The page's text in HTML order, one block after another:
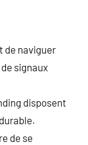
de naviguer
signaux
disposent
de se